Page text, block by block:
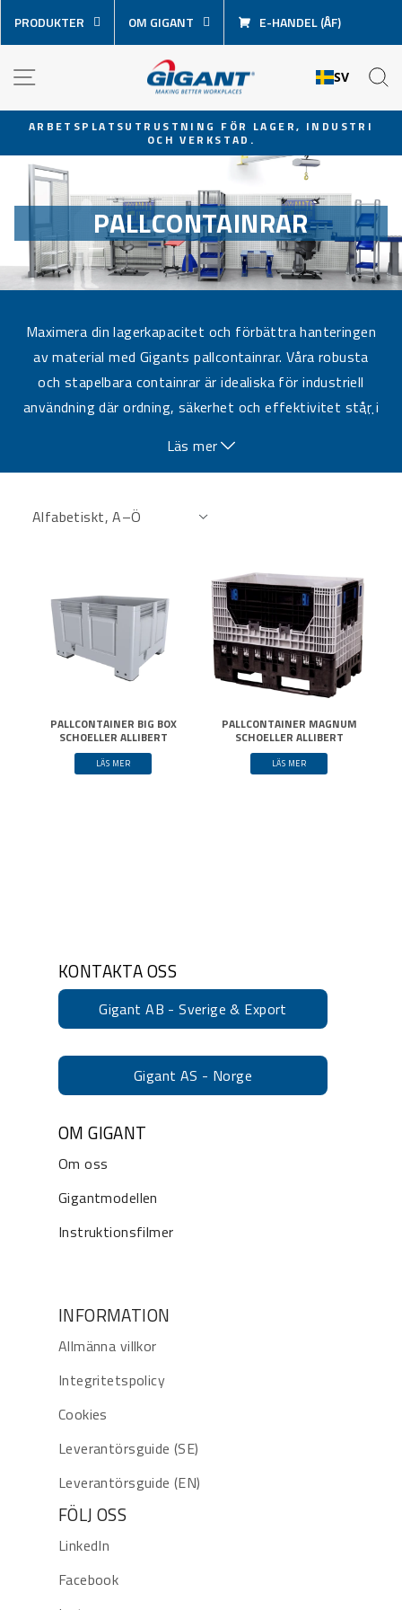
över
innehåll
PRODUKTER OM GIGANT E-HANDEL (ÅF)
SV
Pausa
bildspel
ARBETSPLATSUTRUSTNING FÖR LAGER, INDUSTRI
OCH VERKSTAD.
PALLCONTAINRAR
Maximera din lagerkapacitet och förbättra hanteringen
av material med Gigants pallcontainrar. Våra robusta
och stapelbara containrar är idealiska för industriell
användning där ordning, säkerhet och effektivitet står i
…
Läs mer
PALLCONTAINER BIG BOX
SCHOELLER ALLIBERT
LÄS MER
PALLCONTAINER MAGNUM
SCHOELLER ALLIBERT
LÄS MER
KONTAKTA OSS
Gigant AB - Sverige & Export
Gigant AS - Norge
OM GIGANT
Om oss
Gigantmodellen
Instruktionsfilmer
INFORMATION
Allmänna villkor
Integritetspolicy
Cookies
Leverantörsguide (SE)
Leverantörsguide (EN)
FÖLJ OSS
LinkedIn
Facebook